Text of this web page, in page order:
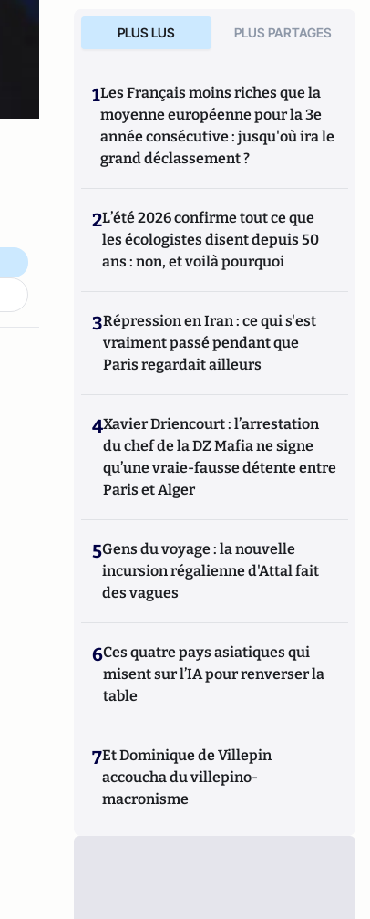
PLUS LUS PLUS PARTAGES
1Les Français moins riches que la
moyenne européenne pour la 3e
année consécutive : jusqu'où ira le
grand déclassement ?
2L’été 2026 confirme tout ce que
les écologistes disent depuis 50
ans : non, et voilà pourquoi
3Répression en Iran : ce qui s'est
vraiment passé pendant que
Paris regardait ailleurs
4Xavier Driencourt : l’arrestation
du chef de la DZ Mafia ne signe
qu’une vraie-fausse détente entre
Paris et Alger
5Gens du voyage : la nouvelle
incursion régalienne d'Attal fait
des vagues
6Ces quatre pays asiatiques qui
misent sur l’IA pour renverser la
table
7Et Dominique de Villepin
accoucha du villepino-
macronisme